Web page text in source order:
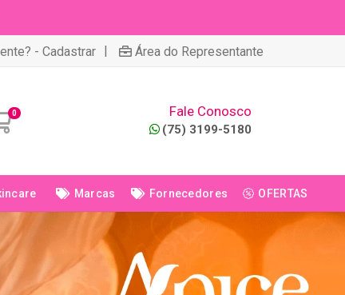
- Cadastrar | Área do Representante
0 Fale Conosco
(75) 3199-5180
Marcas Fornecedores OFERTAS